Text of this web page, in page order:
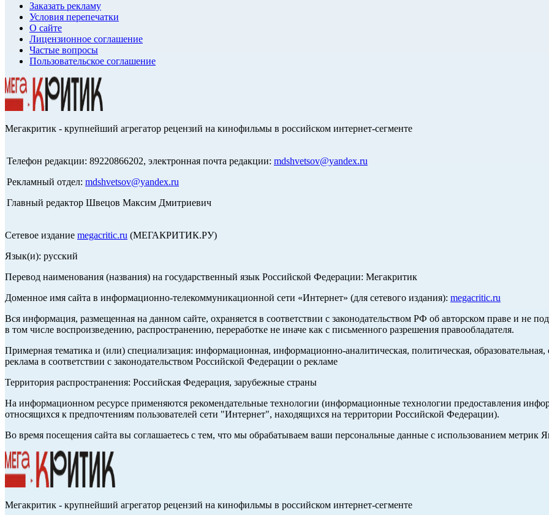
Заказать рекламу
Условия перепечатки
О сайте
Лицензионное соглашение
Частые вопросы
Пользовательское соглашение
Мегакритик - крупнейший агрегатор рецензий на кинофильмы в российском интернет-сегменте
Телефон редакции: 89220866202, электронная почта редакции: mdshvetsov@yandex.ru
Рекламный отдел: mdshvetsov@yandex.ru
Главный редактор Швецов Максим Дмитриевич
Сетевое издание megacritic.ru (МЕГАКРИТИК.РУ)
Язык(и): русский
Перевод наименования (названия) на государственный язык Российской Федерации: Мегакритик
Доменное имя сайта в информационно-телекоммуникационной сети «Интернет» (для сетевого издания): megacritic.ru
Вся информация, размещенная на данном сайте, охраняется в соответствии с законодательством РФ об авторском праве и не
в том числе воспроизведению, распространению, переработке не иначе как с письменного разрешения правообладателя.
Примерная тематика и (или) специализация: информационная, информационно-аналитическая, политическая, образовательная,
реклама в соответствии с законодательством Российской Федерации о рекламе
Территория распространения: Российская Федерация, зарубежные страны
На информационном ресурсе применяются рекомендательные технологии (информационные технологии предоставления
относящихся к предпочтениям пользователей сети "Интернет", находящихся на территории Российской Федерации).
Во время посещения сайта вы соглашаетесь с тем, что мы обрабатываем ваши персональные данные с использованием метрик
Мегакритик - крупнейший агрегатор рецензий на кинофильмы в российском интернет-сегменте